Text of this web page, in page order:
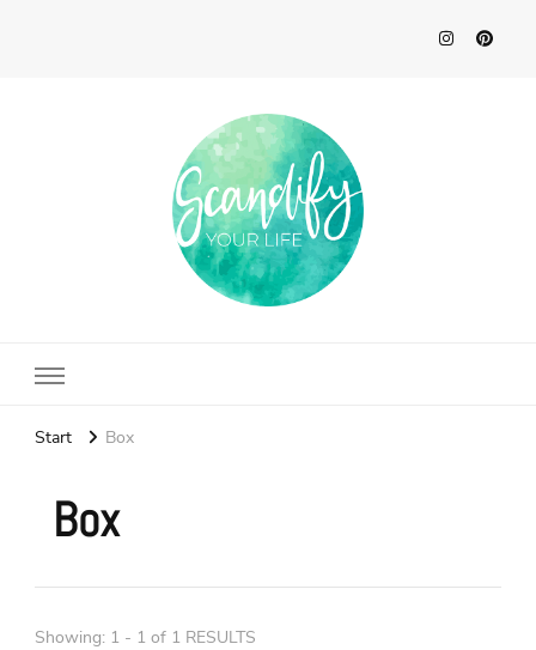
Start Box
Box
Showing: 1 - 1 of 1 RESULTS